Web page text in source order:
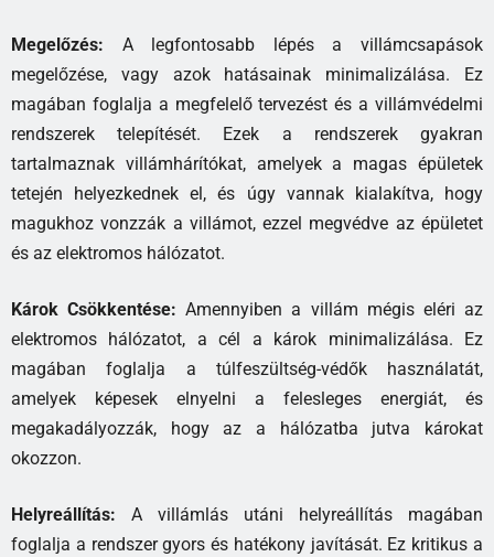
Megelőzés: A legfontosabb lépés a villámcsapások
megelőzése, vagy azok hatásainak minimalizálása. Ez
magában foglalja a megfelelő tervezést és a villámvédelmi
rendszerek telepítését. Ezek a rendszerek gyakran
tartalmaznak villámhárítókat, amelyek a magas épületek
tetején helyezkednek el, és úgy vannak kialakítva, hogy
magukhoz vonzzák a villámot, ezzel megvédve az épületet
és az elektromos hálózatot.
Károk Csökkentése: Amennyiben a villám mégis eléri az
elektromos hálózatot, a cél a károk minimalizálása. Ez
magában foglalja a túlfeszültség-védők használatát,
amelyek képesek elnyelni a felesleges energiát, és
megakadályozzák, hogy az a hálózatba jutva károkat
okozzon.
Helyreállítás: A villámlás utáni helyreállítás magában
foglalja a rendszer gyors és hatékony javítását. Ez kritikus a